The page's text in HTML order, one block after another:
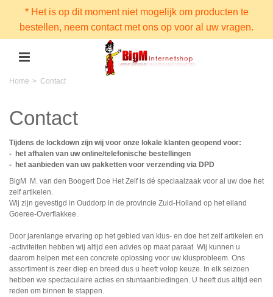
* Het is op dit moment niet mogelijk om producten te
bestellen, neem contact met ons op voor al uw vragen.
Home > Contact
Contact
Tijdens de lockdown zijn wij voor onze lokale klanten geopend voor:
- het afhalen van uw online/telefonische bestellingen
- het aanbieden van uw pakketten voor verzending via DPD
BigM M. van den Boogert Doe Het Zelf is dé speciaalzaak voor al uw doe het
zelf artikelen.
Wij zijn gevestigd in Ouddorp in de provincie Zuid-Holland op het eiland
Goeree-Overflakkee.
Door jarenlange ervaring op het gebied van klus- en doe het zelf artikelen en
-activiteiten hebben wij altijd een advies op maat paraat. Wij kunnen u
daarom helpen met een concrete oplossing voor uw klusprobleem. Ons
assortiment is zeer diep en breed dus u heeft volop keuze. In elk seizoen
hebben we spectaculaire acties en stuntaanbiedingen. U heeft dus altijd een
reden om binnen te stappen.